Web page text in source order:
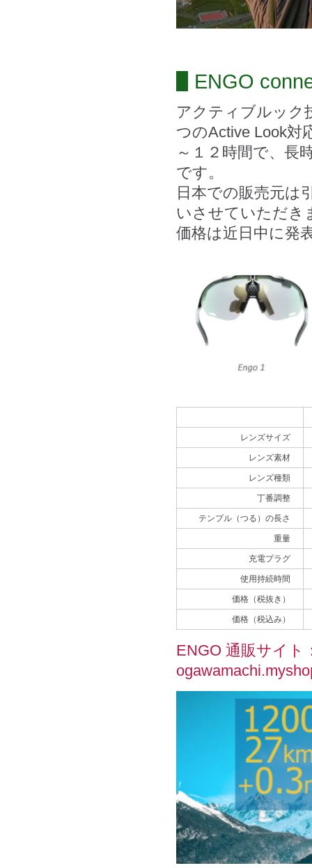
ENGO
アクティブルック
つのActive Look対
～１２時間で、長
です。
日本での販売元は
いさせていただき
価格は近日中に発
レンズサイズ
レンズ素材
レンズ種類
丁番調整
テンプル（つる）の長さ
重量
充電プラグ
使用持続時間
価格（税抜き）
価格（税込み）
ENGO 通販サイ